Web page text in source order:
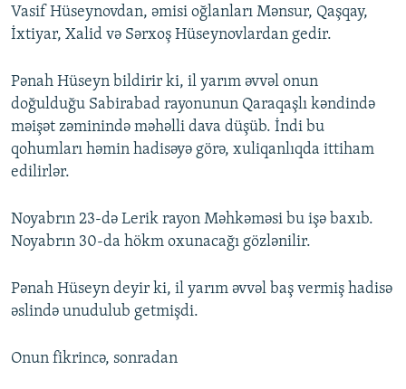
Vasif Hüseynovdan, əmisi oğlanları Mənsur, Qaşqay,
İxtiyar, Xalid və Sərxoş Hüseynovlardan gedir.
Pənah Hüseyn bildirir ki, il yarım əvvəl onun
doğulduğu Sabirabad rayonunun Qaraqaşlı kəndində
məişət zəminində məhəlli dava düşüb. İndi bu
qohumları həmin hadisəyə görə, xuliqanlıqda ittiham
edilirlər.
Noyabrın 23-də Lerik rayon Məhkəməsi bu işə baxıb.
Noyabrın 30-da hökm oxunacağı gözlənilir.
Pənah Hüseyn deyir ki, il yarım əvvəl baş vermiş hadisə
əslində unudulub getmişdi.
Onun fikrincə, sonradan